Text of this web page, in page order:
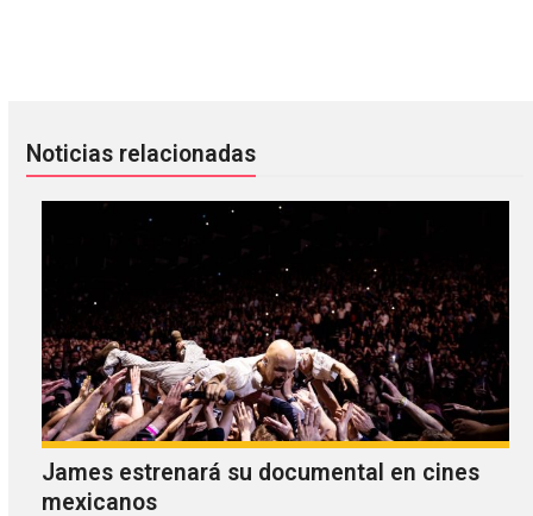
Noticias relacionadas
James estrenará su documental en cines
mexicanos